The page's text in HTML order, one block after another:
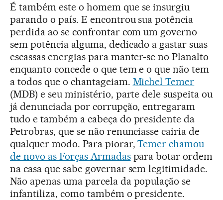
É também este o homem que se insurgiu
parando o país. E encontrou sua potência
perdida ao se confrontar com um governo
sem potência alguma, dedicado a gastar suas
escassas energias para manter-se no Planalto
enquanto concede o que tem e o que não tem
a todos que o chantageiam. Michel Temer
(MDB) e seu ministério, parte dele suspeita ou
já denunciada por corrupção, entregaram
tudo e também a cabeça do presidente da
Petrobras, que se não renunciasse cairia de
qualquer modo. Para piorar,Temer chamou
de novo as Forças Armadaspara botar ordem
na casa que sabe governar sem legitimidade.
Não apenas uma parcela da população se
infantiliza, como também o presidente.